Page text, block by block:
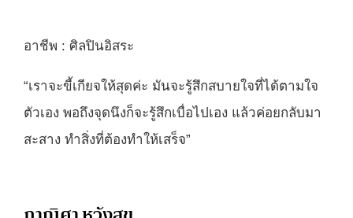
อาชีพ : ศิลปินอิสระ
“เราจะขี้เกียจให้สุดค่ะ มันจะรู้สึกสบายใจที่ได้ตามใจ
ตัวเอง พอถึงจุดนึงก็จะรู้สึกเบื่อไปเอง แล้วค่อยกลับมา
สะสาง ทำสิ่งที่ต้องทำให้เสร็จ”